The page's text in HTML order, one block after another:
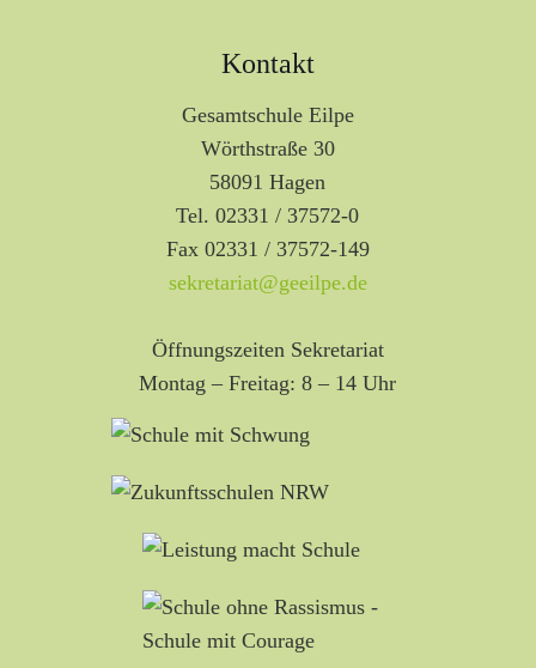
Kontakt
Gesamtschule Eilpe
Wörthstraße 30
58091 Hagen
Tel. 02331 / 37572-0
Fax 02331 / 37572-149
sekretariat@geeilpe.de
Öffnungszeiten Sekretariat
Montag – Freitag: 8 – 14 Uhr